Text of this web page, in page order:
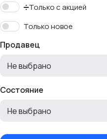
➗Только с акцией
Только новое
Продавец
Не выбрано
Состояние
Не выбрано